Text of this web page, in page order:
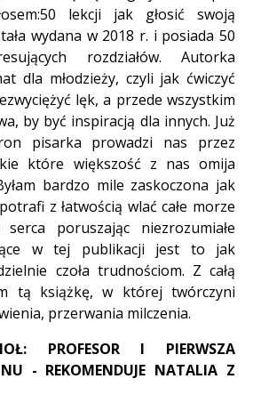
lekcji jak głosić swoją
wydana w 2018 r. i posiada 50
rozdziałów. Autorka
dla młodzieży, czyli jak ćwiczyć
lęk, a przede wszystkim
by być inspiracją dla innych. Już
pisarka prowadzi nas przez
które większość z nas omija
bardzo mile zaskoczona jak
z łatwością wlać całe morze
poruszając niezrozumiałe
w tej publikacji jest to jak
czoła trudnościom. Z całą
tą książkę, w której twórczyni
przerwania milczenia.
PROFESOR I PIERWSZA
- REKOMENDUJE NATALIA Z